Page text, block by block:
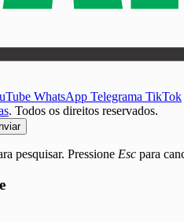
WhatsApp Telegrama TikTok
. Todos os direitos reservados.
pesquisar. Pressione Esc para